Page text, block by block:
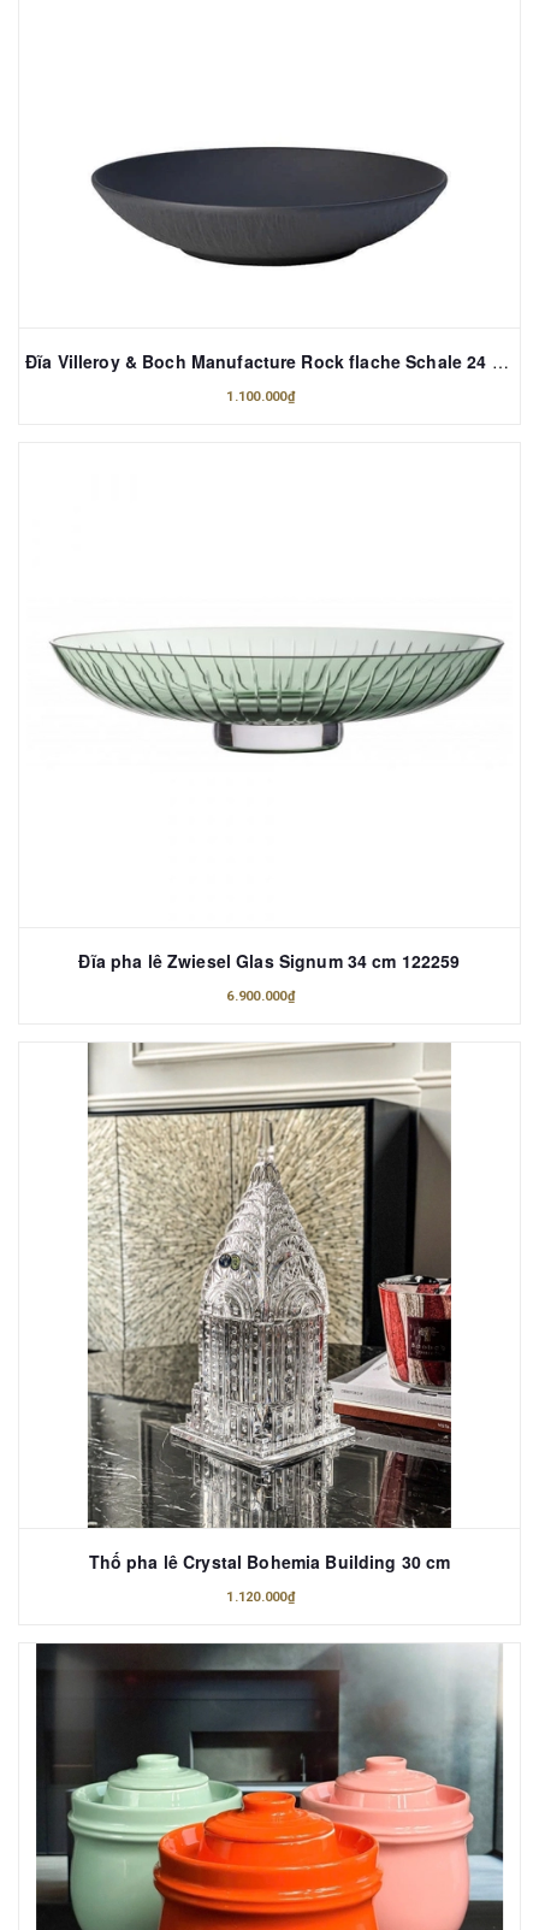
Đĩa Villeroy & Boch Manufacture Rock flache Schale 24 cm
1.100.000₫
Đĩa pha lê Zwiesel Glas Signum 34 cm 122259
6.900.000₫
Thố pha lê Crystal Bohemia Building 30 cm
1.120.000₫